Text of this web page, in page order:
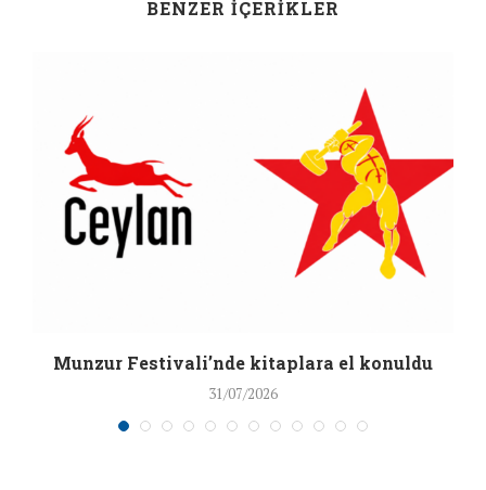
BENZER İÇERIKLER
Munzur Festivali’nde kitaplara el konuldu
31/07/2026